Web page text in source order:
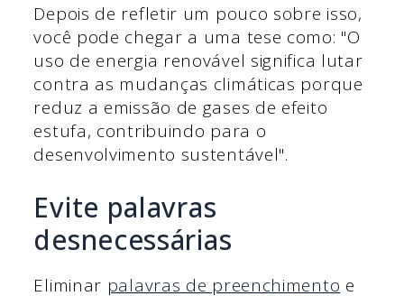
Depois de refletir um pouco sobre isso,
você pode chegar a uma tese como: "O
uso de energia renovável significa lutar
contra as mudanças climáticas porque
reduz a emissão de gases de efeito
estufa, contribuindo para o
desenvolvimento sustentável".
Evite palavras
desnecessárias
Eliminar palavras de preenchimento e